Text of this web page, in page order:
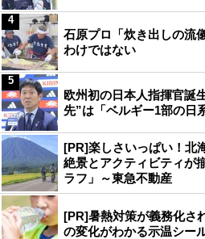
石原プロ「炊き出しの流
わけではない
4
欧州初の日本人指揮官誕
先”は「ベルギー1部の日
5
[PR]楽しさいっぱい！北
絶景とアクティビティが
ラフ」～東急不動産
[PR]暑熱対策が義務化さ
の変化がわかる示温シー